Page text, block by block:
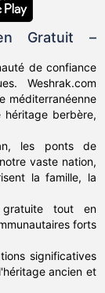
Gratuit –
de confiance
Weshrak.com
méditerranéenne
berbère,
les ponts de
vaste nation,
la famille, la
gratuite tout en
forts
significatives
ancien et